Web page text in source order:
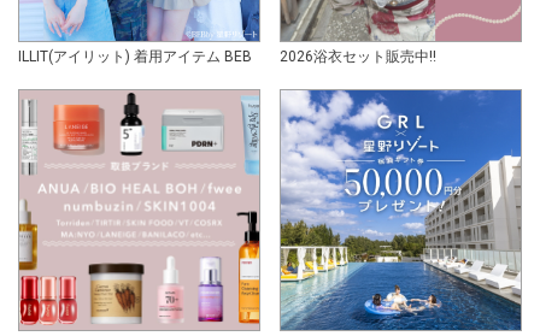
ILLIT(アイリット) 着用アイテム BEB 2026浴衣セット販売中!!